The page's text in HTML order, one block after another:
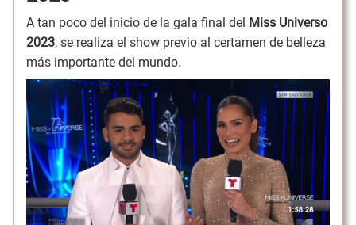
A tan poco del inicio de la gala final del Miss Universo
2023, se realiza el show previo al certamen de belleza
más importante del mundo.